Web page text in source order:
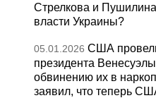
Стрелкова и Пушилина
власти Украины?
05.01.2026 США
президента
обвинению их в
заявил, что теперь